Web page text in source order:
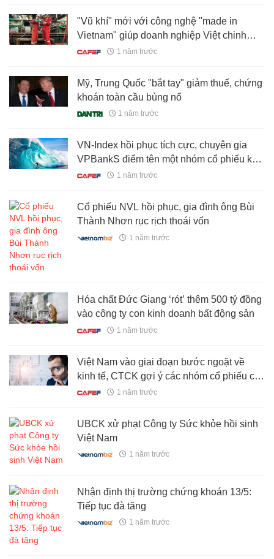
"Vũ khí" mới với công nghệ "made in
Vietnam" giúp doanh nghiệp Việt chinh
phục giàn khoan biển sâu
1 năm trước
Mỹ, Trung Quốc "bắt tay" giảm thuế, chứng
khoán toàn cầu bùng nổ
1 năm trước
VN-Index hồi phục tích cực, chuyên gia
VPBankS điểm tên một nhóm cổ phiếu kỳ
vọng "dẫn sóng" thời gian tới
1 năm trước
Cổ phiếu NVL hồi phục, gia đình ông Bùi
Thành Nhơn rục rịch thoái vốn
1 năm trước
Hóa chất Đức Giang ‘rót’ thêm 500 tỷ đồng
vào công ty con kinh doanh bất động sản
1 năm trước
Việt Nam vào giai đoạn bước ngoặt về
kinh tế, CTCK gợi ý các nhóm cổ phiếu có
tiềm năng tăng trưởng cao
1 năm trước
UBCK xử phạt Công ty Sức khỏe hồi sinh
Việt Nam
1 năm trước
Nhận định thị trường chứng khoán 13/5:
Tiếp tục đà tăng
1 năm trước